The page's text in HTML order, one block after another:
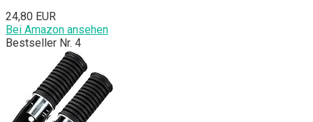
24,80 EUR
Bei Amazon ansehen
Bestseller Nr. 4